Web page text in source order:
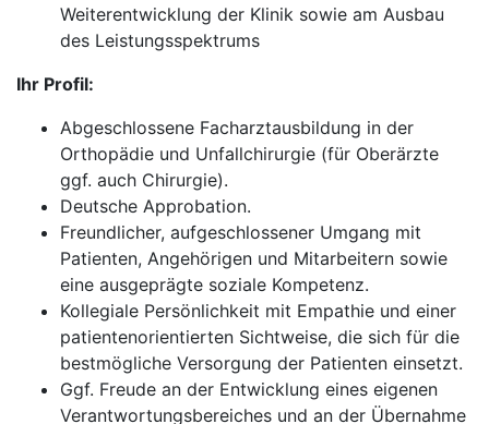
Weiterentwicklung der Klinik sowie am Ausbau
des Leistungsspektrums
Ihr Profil:
Abgeschlossene Facharztausbildung in der
Orthopädie und Unfallchirurgie (für Oberärzte
ggf. auch Chirurgie).
Deutsche Approbation.
Freundlicher, aufgeschlossener Umgang mit
Patienten, Angehörigen und Mitarbeitern sowie
eine ausgeprägte soziale Kompetenz.
Kollegiale Persönlichkeit mit Empathie und einer
patientenorientierten Sichtweise, die sich für die
bestmögliche Versorgung der Patienten einsetzt.
Ggf. Freude an der Entwicklung eines eigenen
Verantwortungsbereiches und an der Übernahme